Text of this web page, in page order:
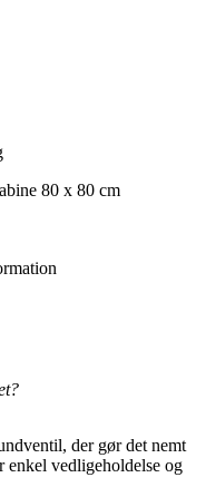
80 x 80 cm
der gør det nemt
enkel vedligeholdelse og